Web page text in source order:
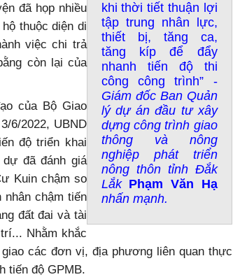
khi thời tiết thuận lợi
tập trung nhân lực,
thiết bị, tăng ca,
tăng kíp để đẩy
nhanh tiến độ thi
công công trình” -
Giám đốc Ban Quản
lý dự án đầu tư xây
dựng công trình giao
thông và nông
nghiệp phát triển
nông thôn tỉnh Đắk
LắkPhạm Văn Hạ
nhấn mạnh.
đã họp nhiều
thuộc diện di
việc chi trả
còn lại của
của Bộ Giao
6/2022, UBND
độ triển khai
đã đánh giá
Kuin chậm so
chậm tiến
đất đai và tài
Nhằm khắc
các đơn vị, địa phương liên quan thực
tiến độ GPMB.